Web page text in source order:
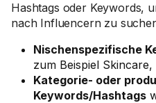
Hashtags oder Keywords,
nach Influencern zu
Nischenspezifische
zum Beispiel
Kategorie- oder
Keywords/Hashtags